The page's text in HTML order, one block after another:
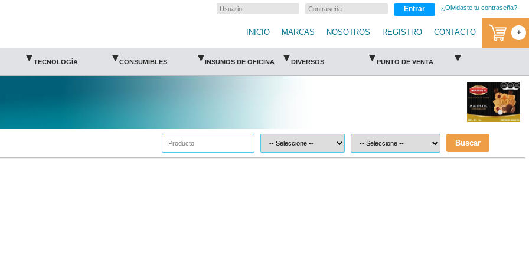
Entrar ¿Olvidaste tu contraseña?
INICIO MARCAS NOSOTROS REGISTRO CONTACTO +
▾ TECNOLOGÍA ▾ CONSUMIBLES ▾ INSUMOS DE OFICINA ▾ DIVERSOS ▾ PUNTO DE VENTA ▾
Buscar